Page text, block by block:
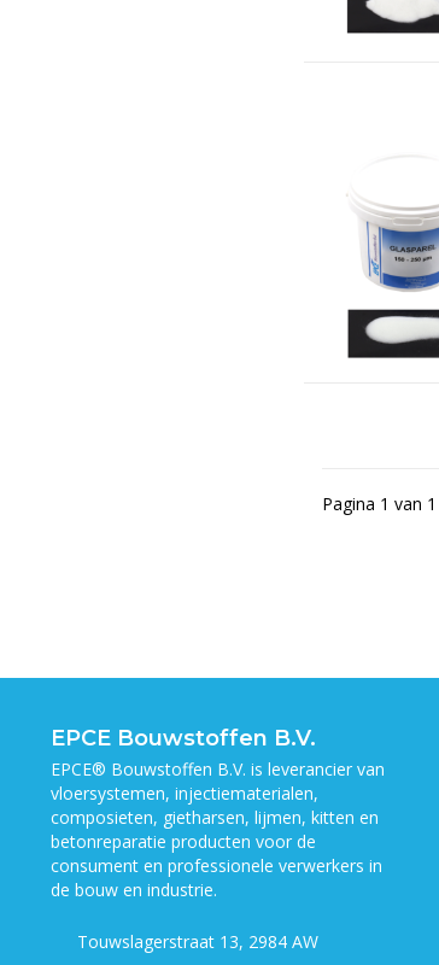
Pagina 1 van 1
EPCE Bouwstoffen B.V.
EPCE® Bouwstoffen B.V. is leverancier van
vloersystemen, injectiematerialen,
composieten, gietharsen, lijmen, kitten en
betonreparatie producten voor de
consument en professionele verwerkers in
de bouw en industrie.
Touwslagerstraat 13, 2984 AW